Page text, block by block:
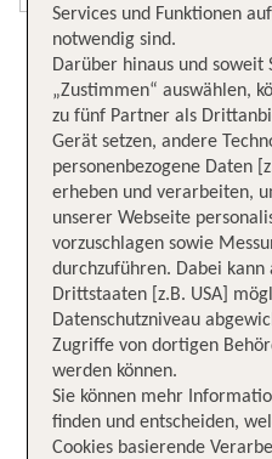
Services und Funktionen
notwendig sind.
Darüber hinaus und soweit
„Zustimmen“ auswählen,
zu fünf Partner als
Gerät setzen, andere
personenbezogene Daten
erheben und verarbeiten,
unserer Webseite
vorzuschlagen sowie
durchzuführen. Dabei
Drittstaaten [z.B. USA]
Datenschutzniveau
Zugriffe von dortigen
werden können.
Sie können mehr
finden und entscheiden,
Cookies basierende